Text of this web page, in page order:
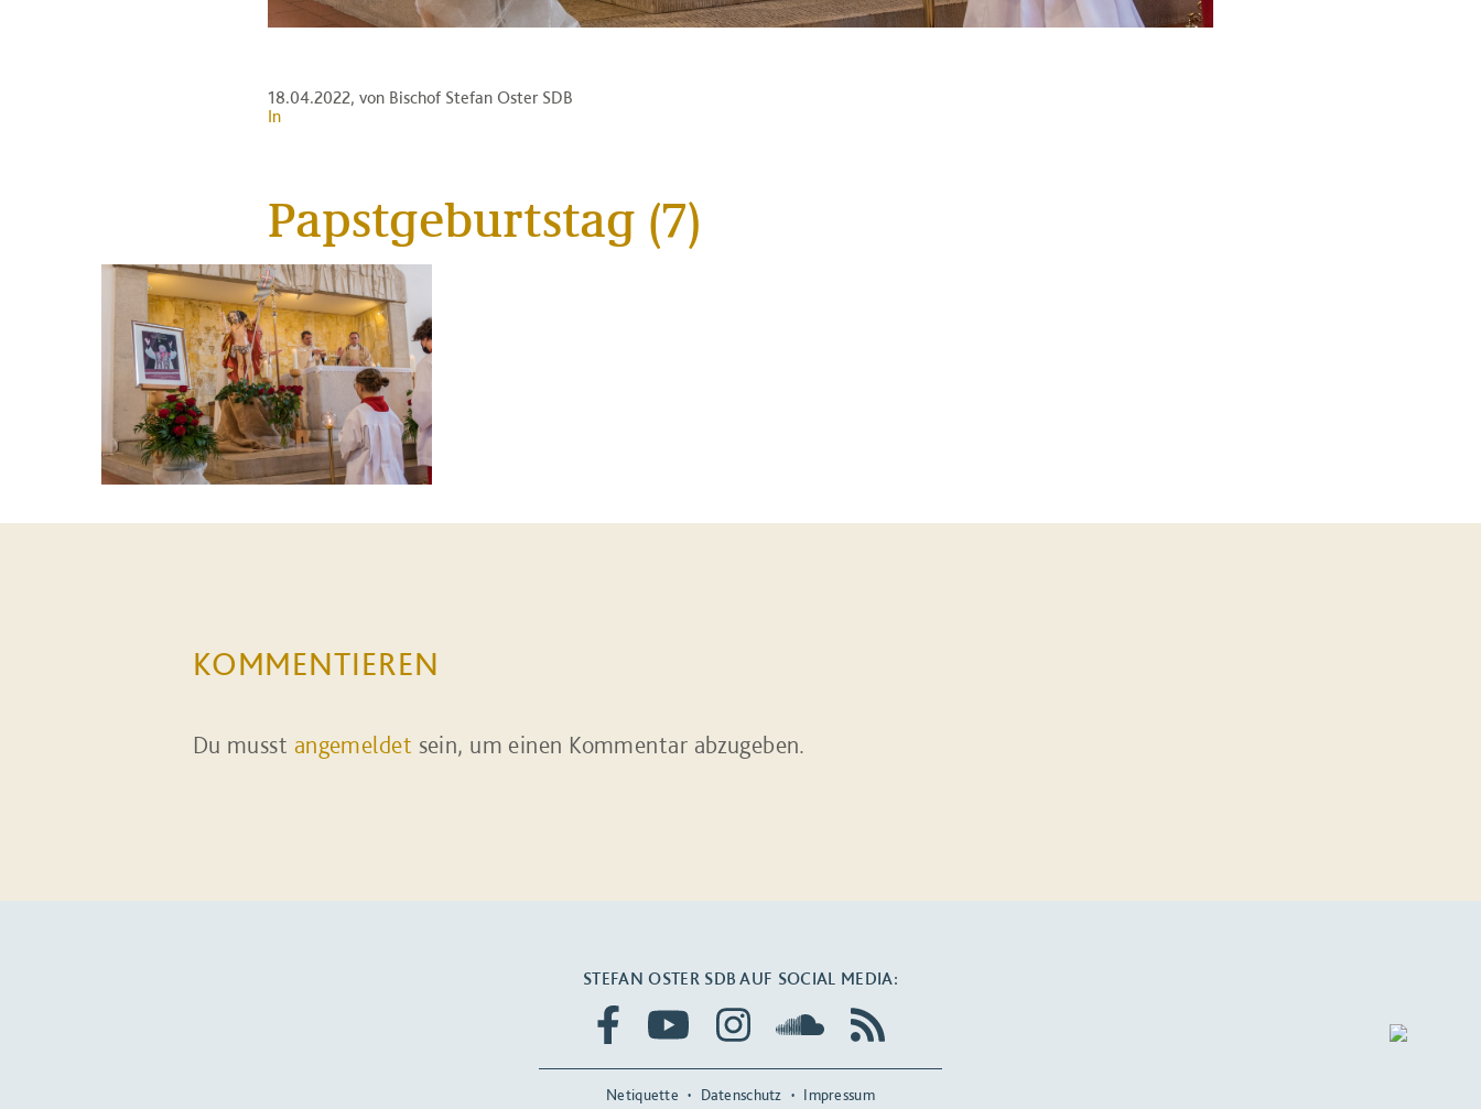
18.04.2022, von Bischof Stefan Oster SDB
In
Papstgeburtstag (7)
KOMMENTIEREN
Du musst angemeldet sein, um einen Kommentar abzugeben.
STEFAN OSTER SDB AUF SOCIAL MEDIA:
Netiquette Datenschutz Impressum